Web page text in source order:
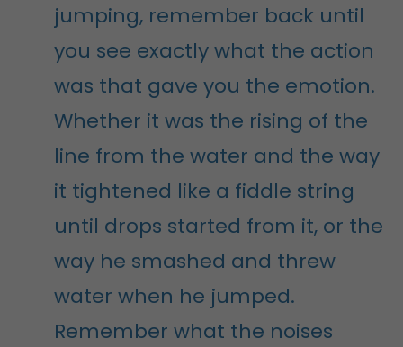
jumping, remember back until
you see exactly what the action
was that gave you the emotion.
Whether it was the rising of the
line from the water and the way
it tightened like a fiddle string
until drops started from it, or the
way he smashed and threw
water when he jumped.
Remember what the noises